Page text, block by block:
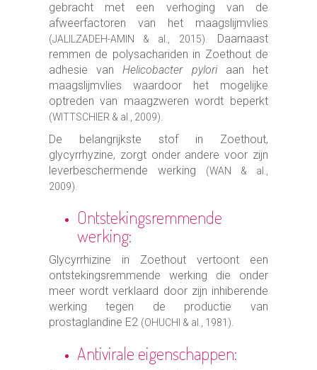
gebracht met een verhoging van de
afweerfactoren van het maagslijmvlies
(JALILZADEH-AMIN & al., 2015). Daarnaast
remmen de polysachariden in Zoethout de
adhesie vanHelicobacter pyloriaan het
maagslijmvlies waardoor het mogelijke
optreden van maagzweren wordt beperkt
(WITTSCHIER & al., 2009).
De belangrijkste stof in Zoethout,
glycyrrhyzine, zorgt onder andere voor zijn
leverbeschermende werking
(WAN & al.,
2009).
Ontstekingsremmende
werking:
Glycyrrhizine in Zoethout vertoont een
ontstekingsremmende werking die onder
meer wordt verklaard door zijn inhiberende
werking tegen de productie van
prostaglandine E2 (OHUCHI & al., 1981).
Antivirale eigenschappen: